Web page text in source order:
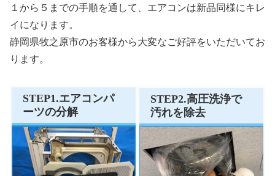
１から５までの手順を通して、エアコンは新品同様にキレ
イになります。
静岡県牧之原市のお客様から大変なご好評をいただいてお
ります。
STEP1.エアコンパ
ーツの分解
STEP2.高圧洗浄で
汚れを除去